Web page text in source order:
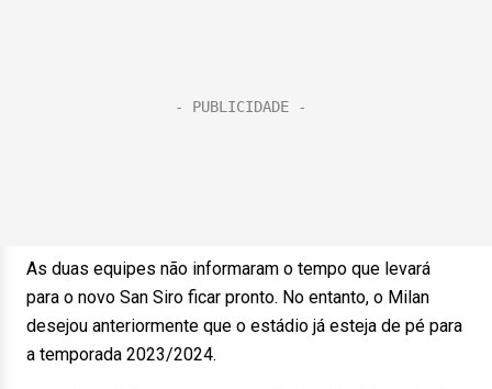
As duas equipes não informaram o tempo que levará
para o novo San Siro ficar pronto. No entanto, o Milan
desejou anteriormente que o estádio já esteja de pé para
a temporada 2023/2024.